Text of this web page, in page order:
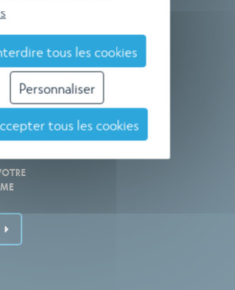
tous les cookies
Personnaliser
tous les cookies